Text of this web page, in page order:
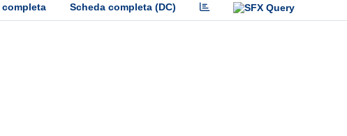
completa Scheda completa (DC)